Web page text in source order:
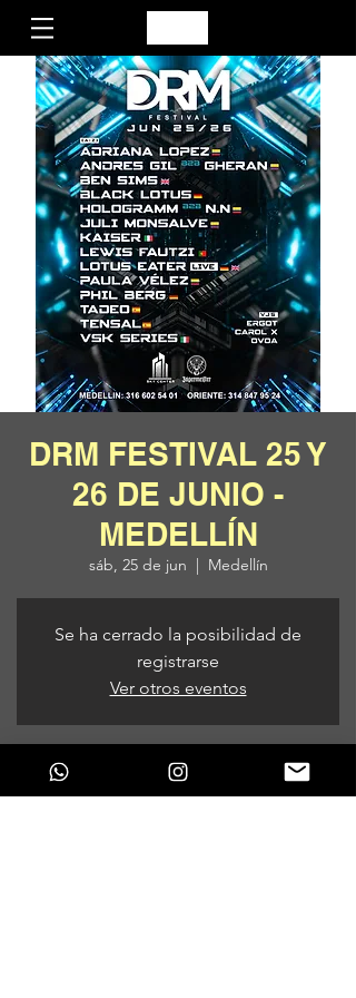
DRM FESTIVAL 25 Y
26 DE JUNIO -
MEDELLÍN
sáb, 25 de jun
  |
Medellín
Se ha cerrado la posibilidad de
registrarse
Ver otros eventos
Horario y ubicación